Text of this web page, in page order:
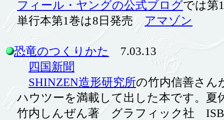
フィール・ヤングの公式ブログでは第
単行本第1巻は8日発売アマゾン
恐竜のつくりかた
7.03.13
四国新聞
SHINZEN造形研究所の竹内信善さん
ハウツーを満載して出した本です。夏
竹内しんぜん著 グラフィック社 ISBN-